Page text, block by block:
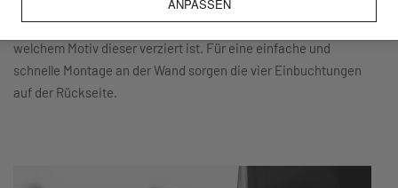
beschreibbare Oberfläche und der 3D-Farbtiefeneffekt
machen ihn außerdem zu einem echten Hingucker, egal mit
welchem Motiv dieser verziert ist. Für eine einfache und
schnelle Montage an der Wand sorgen die vier Einbuchtungen
auf der Rückseite.
ANPASSEN